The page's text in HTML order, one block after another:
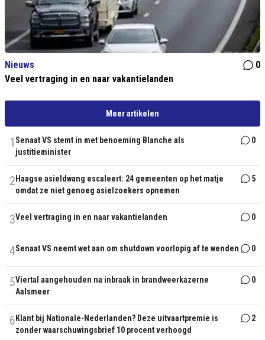
Nieuws
0
Veel vertraging in en naar vakantielanden
Meer artikelen
1 Senaat VS stemt in met benoeming Blanche als
justitieminister
0
2 Haagse asieldwang escaleert: 24 gemeenten op het matje
omdat ze niet genoeg asielzoekers opnemen
5
3Veel vertraging in en naar vakantielanden 0
4Senaat VS neemt wet aan om shutdown voorlopig af te wenden 0
5Viertal aangehouden na inbraak in brandweerkazerne
Aalsmeer
0
6 Klant bij Nationale-Nederlanden? Deze uitvaartpremie is
zonder waarschuwingsbrief 10 procent verhoogd
2